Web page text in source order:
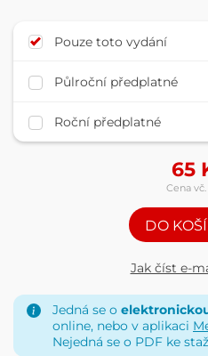
Pouze toto vydání
Půlroční předplatné
Roční předplatné
65
Cena
DO
Jak číst e-
Jedná se o
online, nebo v aplikaci
Nejedná se o PDF ke